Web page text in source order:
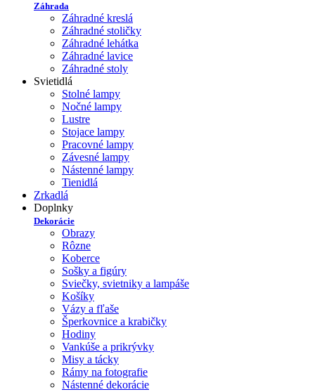
Záhrada
Záhradné kreslá
Záhradné stoličky
Záhradné lehátka
Záhradné lavice
Záhradné stoly
Svietidlá
Stolné lampy
Nočné lampy
Lustre
Stojace lampy
Pracovné lampy
Závesné lampy
Nástenné lampy
Tienidlá
Zrkadlá
Doplnky
Dekorácie
Obrazy
Rôzne
Koberce
Sošky a figúry
Sviečky, svietniky a lampáše
Košíky
Vázy a fľaše
Šperkovnice a krabičky
Hodiny
Vankúše a prikrývky
Misy a tácky
Rámy na fotografie
Nástenné dekorácie